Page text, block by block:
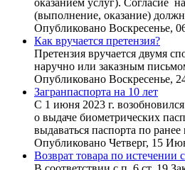
(выполнение, оказание)
Опубликовано Воскресенье,
Как вручается претензия?
Претензия вручается двумя
наручно или заказным
Опубликовано Воскресенье,
Загранпаспорта на 10 лет
С 1 июня 2023 г.
о выдаче биометрических
выдаваться паспорта по
Опубликовано Четверг, 15
Возврат товара по истечении